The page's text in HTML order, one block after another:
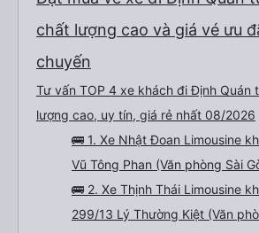
chất lượng cao và giá vé ưu
chuyến
Tư vấn TOP 4 xe khách đi Định Quán
lượng cao, uy tín, giá rẻ nhất 08/2026
🚌 1. Xe Nhật Đoan Limousine
Vũ Tông Phan (Văn phòng Sài
🚌 2. Xe Thịnh Thái Limousine
299/13 Lý Thường Kiệt (Văn